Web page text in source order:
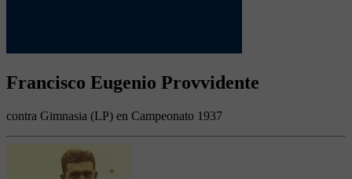
Francisco Eugenio Provvidente
contra Gimnasia (LP) en Campeonato 1937